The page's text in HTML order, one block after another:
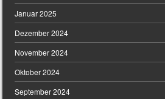
Januar 2025
Dezember 2024
November 2024
Oktober 2024
September 2024